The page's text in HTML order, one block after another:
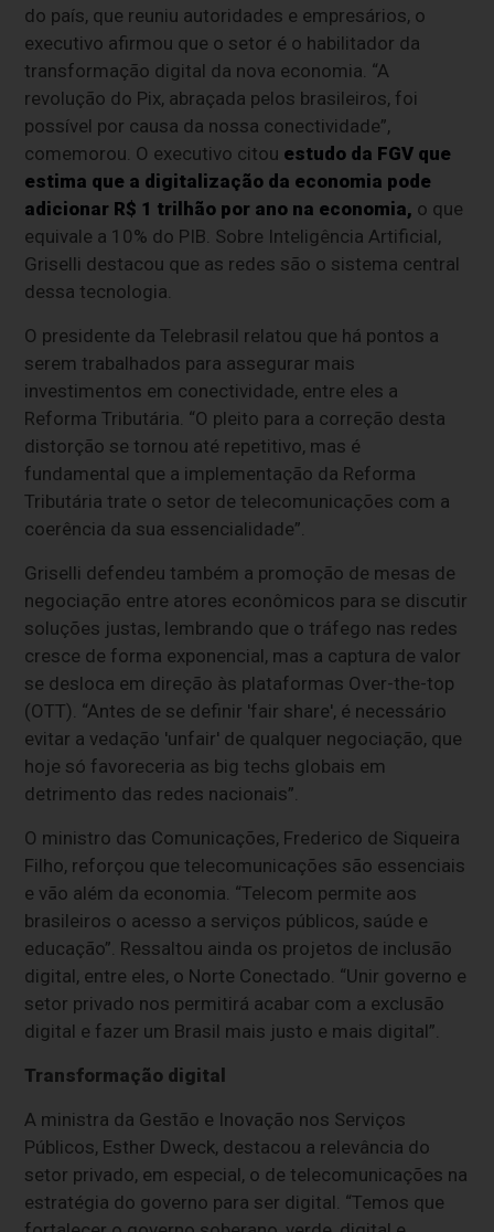
do país, que reuniu autoridades e empresários, o
executivo afirmou que o setor é o habilitador da
transformação digital da nova economia. “A
revolução do Pix, abraçada pelos brasileiros, foi
possível por causa da nossa conectividade”,
comemorou. O executivo citou estudo da FGV que
estima que a digitalização da economia pode
adicionar R$ 1 trilhão por ano na economia, o que
equivale a 10% do PIB. Sobre Inteligência Artificial,
Griselli destacou que as redes são o sistema central
dessa tecnologia.
O presidente da Telebrasil relatou que há pontos a
serem trabalhados para assegurar mais
investimentos em conectividade, entre eles a
Reforma Tributária. “O pleito para a correção desta
distorção se tornou até repetitivo, mas é
fundamental que a implementação da Reforma
Tributária trate o setor de telecomunicações com a
coerência da sua essencialidade”.
Griselli defendeu também a promoção de mesas de
negociação entre atores econômicos para se discutir
soluções justas, lembrando que o tráfego nas redes
cresce de forma exponencial, mas a captura de valor
se desloca em direção às plataformas Over-the-top
(OTT). “Antes de se definir 'fair share', é necessário
evitar a vedação 'unfair' de qualquer negociação, que
hoje só favoreceria as big techs globais em
detrimento das redes nacionais”.
O ministro das Comunicações, Frederico de Siqueira
Filho, reforçou que telecomunicações são essenciais
e vão além da economia. “Telecom permite aos
brasileiros o acesso a serviços públicos, saúde e
educação”. Ressaltou ainda os projetos de inclusão
digital, entre eles, o Norte Conectado. “Unir governo e
setor privado nos permitirá acabar com a exclusão
digital e fazer um Brasil mais justo e mais digital”.
Transformação digital
A ministra da Gestão e Inovação nos Serviços
Públicos, Esther Dweck, destacou a relevância do
setor privado, em especial, o de telecomunicações na
estratégia do governo para ser digital. “Temos que